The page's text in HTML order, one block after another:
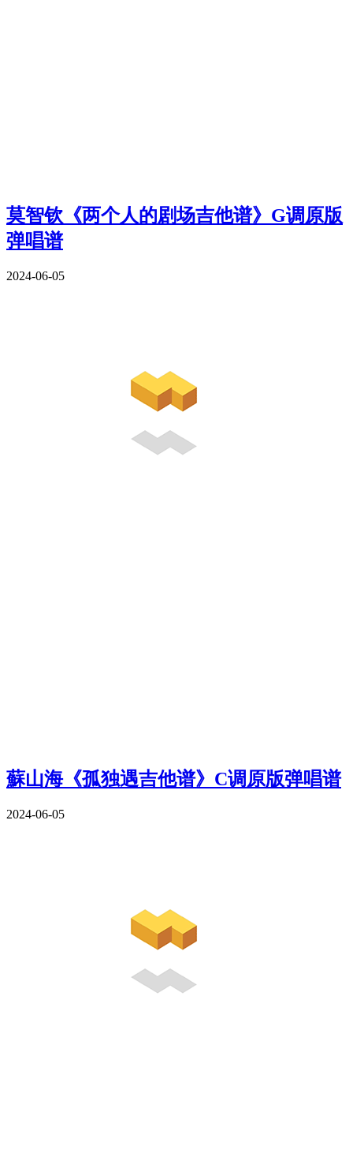
莫智钦《两个人的剧场吉他谱》G调原版
弹唱谱
2024-06-05
蘇山海《孤独遇吉他谱》C调原版弹唱谱
2024-06-05